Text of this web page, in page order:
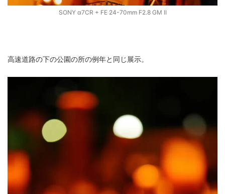
SONY α7CR + FE 24-70mm F2.8 GM II
高速道路の下の公園の所の例年と同じ展示。